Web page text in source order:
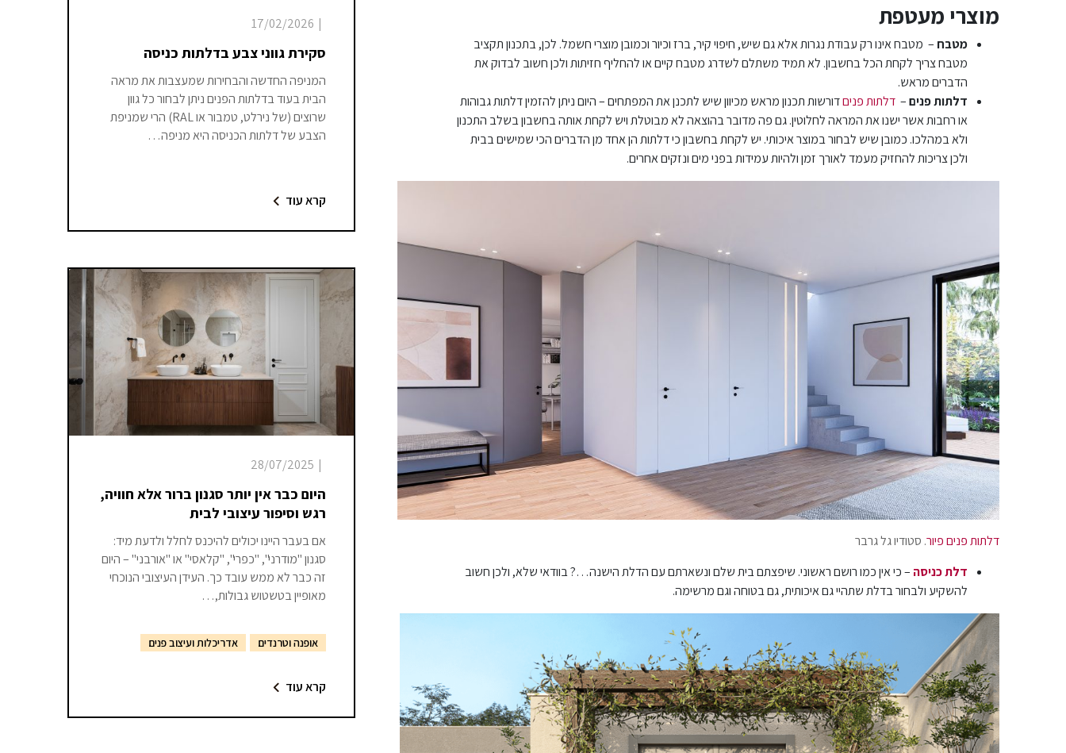
מוצרי מעטפת
מטבח – מטבח אינו רק עבודת נגרות אלא גם שיש, חיפוי קיר, ברז וכיור וכמובן מוצרי חשמל. לכן, בתכנון תקציב
מטבח צריך לקחת הכל בחשבון. לא תמיד משתלם לשדרג מטבח קיים או להחליף חזיתות ולכן חשוב לבדוק את
הדברים מראש.
דלתות פנים–דלתות פניםדורשות תכנון מראש מכיוון שיש לתכנן את המפתחים – היום ניתן להזמין דלתות גבוהות
או רחבות אשר ישנו את המראה לחלוטין. גם פה מדובר בהוצאה לא מבוטלת ויש לקחת אותה בחשבון בשלב התכנון
ולא במהלכו. כמובן שיש לבחור במוצר איכותי. יש לקחת בחשבון כי דלתות הן אחד מן הדברים הכי שמישים בבית
ולכן צריכות להחזיק מעמד לאורך זמן ולהיות עמידות בפני מים ונזקים אחרים.
דלתות פנים פיור. סטודיו גל גרבר
דלת כניסה – כי אין כמו רושם ראשוני. שיפצתם בית שלם ונשארתם עם הדלת הישנה…? בוודאי שלא, ולכן חשוב
להשקיע ולבחור בדלת שתהיי גם איכותית, גם בטוחה וגם מרשימה.
|
17/02/2026
סקירת גווני צבע בדלתות כניסה
המניפה החדשה והבחירות שמעצבות את מראה
הבית בעוד בדלתות הפנים ניתן לבחור כל גוון
שרוצים (של נירלט, טמבור או RAL) הרי שמניפת
הצבע של דלתות הכניסה היא מניפה…
קרא עוד
|
28/07/2025
היום כבר אין יותר סגנון ברור אלא חוויה,
רגש וסיפור עיצובי לבית
אם בעבר היינו יכולים להיכנס לחלל ולדעת מיד:
סגנון "מודרני", "כפרי", "קלאסי" או "אורבני" – היום
זה כבר לא ממש עובד כך. העידן העיצובי הנוכחי
מאופיין בטשטוש גבולות,…
אופנה וטרנדים אדריכלות ועיצוב פנים
קרא עוד